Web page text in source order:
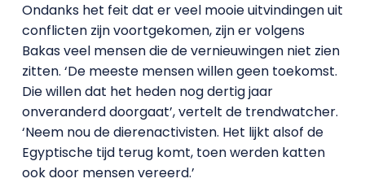
Ondanks het feit dat er veel mooie uitvindingen uit
conflicten zijn voortgekomen, zijn er volgens
Bakas veel mensen die de vernieuwingen niet zien
zitten. ‘De meeste mensen willen geen toekomst.
Die willen dat het heden nog dertig jaar
onveranderd doorgaat’, vertelt de trendwatcher.
‘Neem nou de dierenactivisten. Het lijkt alsof de
Egyptische tijd terug komt, toen werden katten
ook door mensen vereerd.’